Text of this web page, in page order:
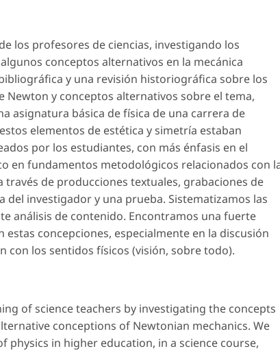
los profesores de ciencias, investigando los
conceptos alternativos en la mecánica
y una revisión historiográfica sobre los
Newton y conceptos alternativos sobre el tema,
asignatura básica de física de una carrera de
elementos de estética y simetría estaban
por los estudiantes, con más énfasis en el
en fundamentos metodológicos relacionados con
de producciones textuales, grabaciones de
del investigador y una prueba. Sistematizamos las
análisis de contenido. Encontramos una fuerte
concepciones, especialmente en la discusión
con los sentidos físicos (visión, sobre todo).
of science teachers by investigating the concepts
conceptions of Newtonian mechanics. We
physics in higher education, in a science course,